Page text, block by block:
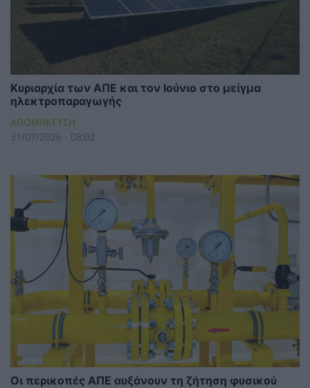
Κυριαρχία των ΑΠΕ και τον Ιούνιο στο μείγμα
ηλεκτροπαραγωγής
ΑΠΟΘΗΚΕΥΣΗ
31/07/2026 - 08:02
Οι περικοπές ΑΠΕ αυξάνουν τη ζήτηση φυσικού